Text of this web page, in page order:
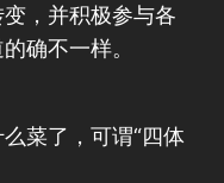
，并积极参与各
确不一样。
菜了，可谓“四体